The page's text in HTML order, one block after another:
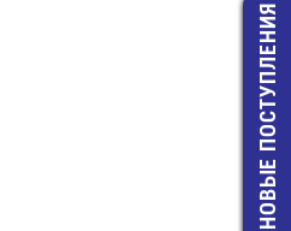
SCS-6 (DIP-
Панелька
НОВЫЕ ПОСТУПЛЕНИЯ